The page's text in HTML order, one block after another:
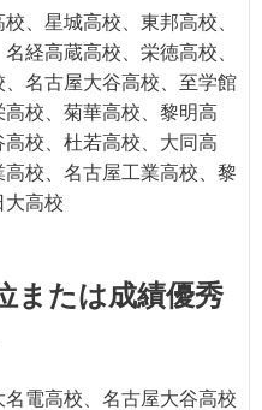
、星城高校、東邦高校、
経高蔵高校、栄徳高校、
名古屋大谷高校、至学館
校、菊華高校、黎明高
校、杜若高校、大同高
校、名古屋工業高校、黎
大高校
または成績優秀
電高校、名古屋大谷高校